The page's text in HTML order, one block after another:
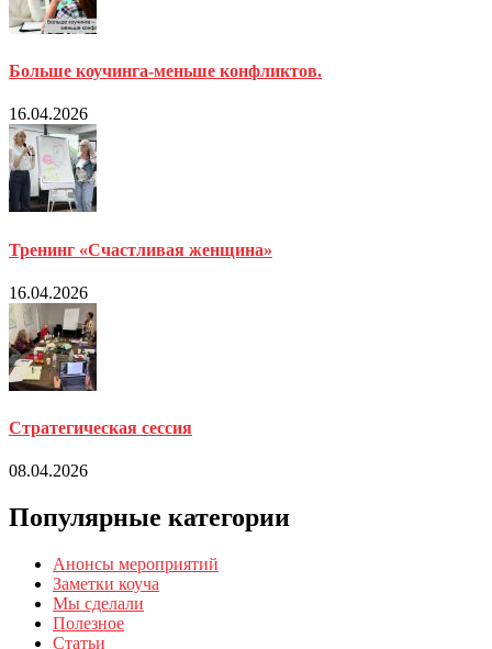
Больше коучинга-меньше конфликтов.
16.04.2026
Тренинг «Счастливая женщина»
16.04.2026
Стратегическая сессия
08.04.2026
Популярные категории
Анонсы мероприятий
Заметки коуча
Мы сделали
Полезное
Статьи